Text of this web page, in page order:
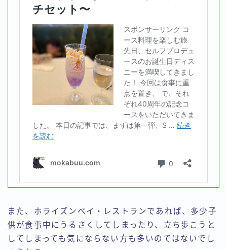
また、ホライズンベイ・レストランであれば、多少子
供が食事中にうるさくしてしまったり、立ち歩こうと
してしまっても気にならない方も多いのではないでし